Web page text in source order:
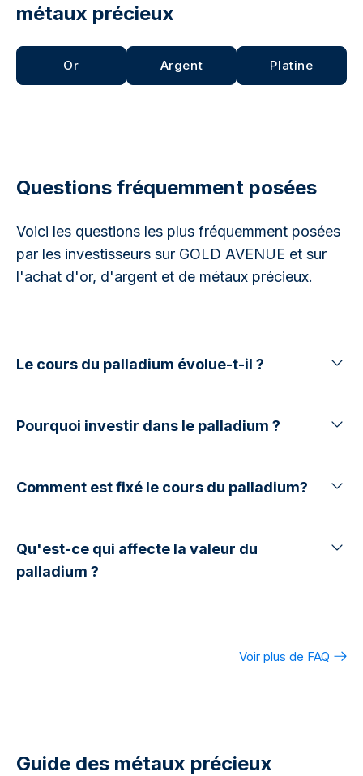
métaux précieux
Or Argent Platine
Questions fréquemment posées
Voici les questions les plus fréquemment posées
par les investisseurs sur GOLD AVENUE et sur
l'achat d'or, d'argent et de métaux précieux.
Le cours du palladium évolue-t-il ?
Pourquoi investir dans le palladium ?
Comment est fixé le cours du palladium?
Qu'est-ce qui affecte la valeur du
palladium ?
Voir plus de FAQ
Guide des métaux précieux